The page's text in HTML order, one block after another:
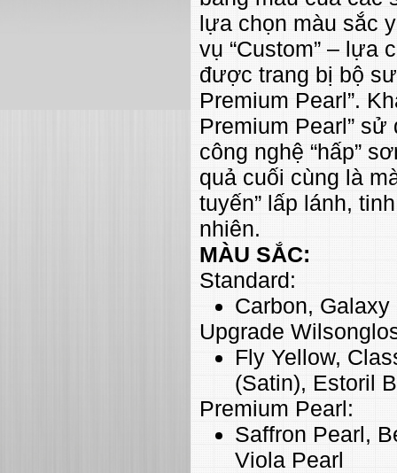
lựa chọn màu sắc
vụ “Custom” – lựa
được trang bị bộ
Premium Pearl”.
Premium Pearl”
công nghệ “hấp”
quả cuối cùng là
tuyến” lấp lánh,
nhiên.
MÀU SẮC:
Standard:
Carbon, Galaxy
Upgrade
Fly Yellow,
(Satin), Estoril
Premium Pearl:
Saffron Pearl,
Viola Pearl